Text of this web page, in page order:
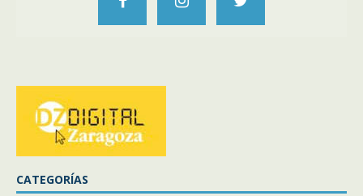
CATEGORÍAS